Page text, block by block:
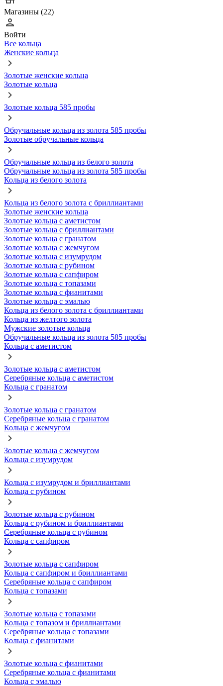
Магазины (22)
Войти
Все кольца
Женские кольца
Золотые женские кольца
Золотые кольца
Золотые кольца 585 пробы
Обручальные кольца из золота 585 пробы
Золотые обручальные кольца
Обручальные кольца из белого золота
Обручальные кольца из золота 585 пробы
Кольца из белого золота
Кольца из белого золота с бриллиантами
Золотые женские кольца
Золотые кольца с аметистом
Золотые кольца с бриллиантами
Золотые кольца с гранатом
Золотые кольца с жемчугом
Золотые кольца с изумрудом
Золотые кольца с рубином
Золотые кольца с сапфиром
Золотые кольца с топазами
Золотые кольца с фианитами
Золотые кольца с эмалью
Кольца из белого золота с бриллиантами
Кольца из желтого золота
Мужские золотые кольца
Обручальные кольца из золота 585 пробы
Кольца с аметистом
Золотые кольца с аметистом
Серебряные кольца с аметистом
Кольца с гранатом
Золотые кольца с гранатом
Серебряные кольца с гранатом
Кольца с жемчугом
Золотые кольца с жемчугом
Кольца с изумрудом
Кольца с изумрудом и бриллиантами
Кольца с рубином
Золотые кольца с рубином
Кольца с рубином и бриллиантами
Серебряные кольца с рубином
Кольца с сапфиром
Золотые кольца с сапфиром
Кольца с сапфиром и бриллиантами
Серебряные кольца с сапфиром
Кольца с топазами
Золотые кольца с топазами
Кольца с топазом и бриллиантами
Серебряные кольца с топазами
Кольца с фианитами
Золотые кольца с фианитами
Серебряные кольца с фианитами
Кольца с эмалью